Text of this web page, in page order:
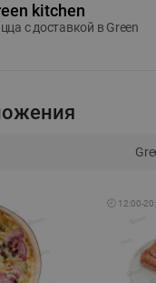
kitchen
c доставкой в Green
🕘 12:00-